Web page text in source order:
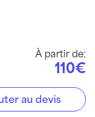
À partir de:
110€
au devis